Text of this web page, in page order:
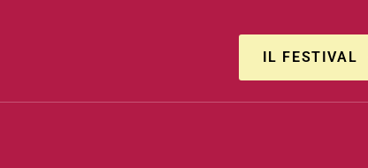
IL FESTIVAL